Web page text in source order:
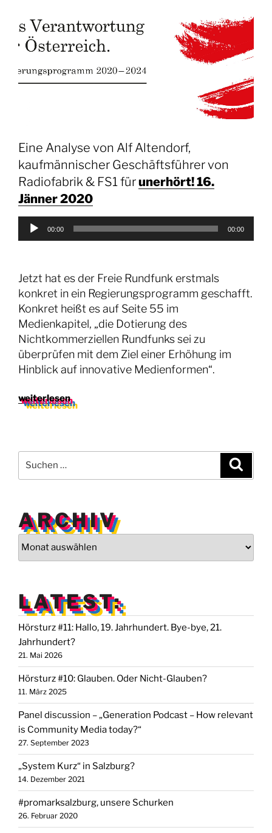
Eine Analyse von Alf Altendorf,
kaufmännischer Geschäftsführer von
Radiofabrik & FS1 fürunerhört! 16.
Jänner 2020
Audio-
00:00 00:00
Jetzt hat es der Freie Rundfunk erstmals
konkret in ein Regierungsprogramm geschafft.
Konkret heißt es auf Seite 55 im
Medienkapitel, „die Dotierung des
Nichtkommerziellen Rundfunks sei zu
überprüfen mit dem Ziel einer Erhöhung im
Hinblick auf innovative Medienformen“.
„Regierungsprogramm:
Chancen
für
Österreichs
weiterlesen
nach:
ARCHIV
Archiv
LATEST:
Hörsturz #11: Hallo, 19. Jahrhundert. Bye-bye, 21.
Jahrhundert?
21. Mai 2026
Hörsturz #10: Glauben. Oder Nicht-Glauben?
11. März 2025
Panel discussion – „Generation Podcast – How relevant
is Community Media today?“
27. September 2023
„System Kurz“ in Salzburg?
14. Dezember 2021
#promarksalzburg, unsere Schurken
26. Februar 2020